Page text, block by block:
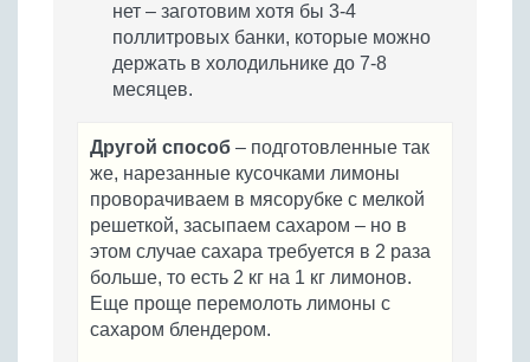
нет – заготовим хотя бы 3-4
поллитровых банки, которые можно
держать в холодильнике до 7-8
месяцев.
Другой способ – подготовленные так
же, нарезанные кусочками лимоны
проворачиваем в мясорубке с мелкой
решеткой, засыпаем сахаром – но в
этом случае сахара требуется в 2 раза
больше, то есть 2 кг на 1 кг лимонов.
Еще проще перемолоть лимоны с
сахаром блендером.